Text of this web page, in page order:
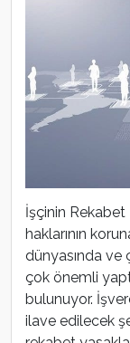
İşçinin
haklarının
dünyasında ve
çok önemli
bulunuyor.
ilave edilecek